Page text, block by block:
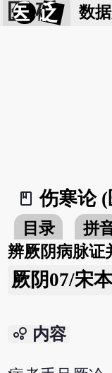
医 砭 数
book_2
伤寒论
目录 拼
辨厥阴病脉证
厥阴07/宋
bubble_chart 内容